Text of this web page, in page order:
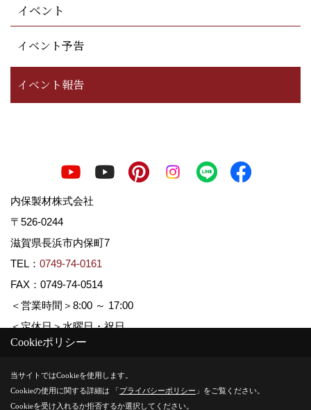
イベント
イベント予告
イベント報告
内保製材株式会社
〒526-0244
滋賀県長浜市内保町7
TEL： 0749-74-0161
FAX：0749-74-0514
＜営業時間＞8:00 ～ 17:00
＜定休日＞水曜日・祝日
Copyright (c) Uchiboseizai. All Rights Reserved.
Produced byゴデスクリエイト
Cookieポリシー
当サイトではCookieを使用します。
Cookieの使用に関する詳細は 「プライバシーポリシー 」をご覧ください。
Cookieを受け入れるか拒否するか選択してください。